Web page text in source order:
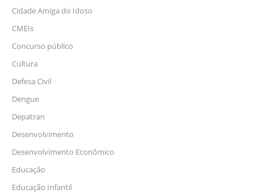
Cidade Amiga do Idoso
CMEIs
Concurso público
Cultura
Defesa Civil
Dengue
Depatran
Desenvolvimento
Desenvolvimento Econômico
Educação
Educação Infantil